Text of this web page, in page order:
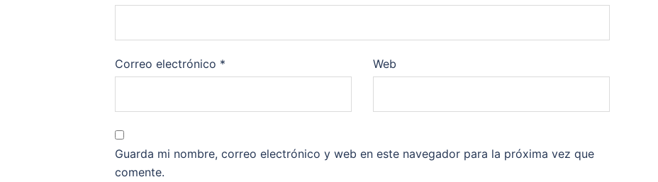
Correo electrónico * Web
Guarda mi nombre, correo electrónico y web en este navegador para la próxima vez que
comente.